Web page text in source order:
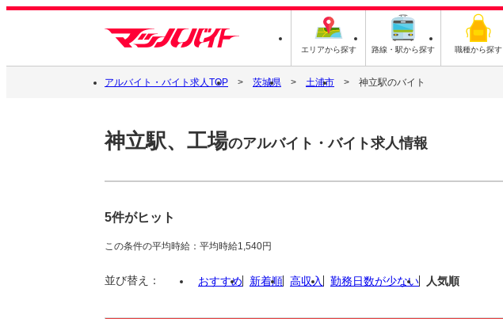
エリアから探す 路線・駅から探す 職種から探す
アルバイト・バイト求人TOP 茨城県 土浦市 神立駅のバイト
神立駅、工場のアルバイト・バイト求人情報
5件がヒット
この条件の平均時給：平均時給1,540円
並び替え： おすすめ 新着順 高収入 勤務日数が少ない 人気順